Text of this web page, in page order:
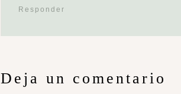
Responder
Deja un comentario